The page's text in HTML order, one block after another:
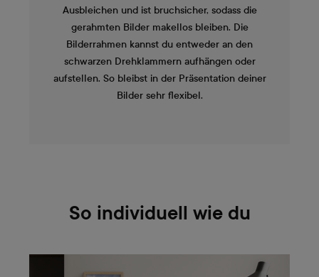
Ausbleichen und ist bruchsicher, sodass die
gerahmten Bilder makellos bleiben. Die
Bilderrahmen kannst du entweder an den
schwarzen Drehklammern aufhängen oder
aufstellen. So bleibst in der Präsentation deiner
Bilder sehr flexibel.
So individuell wie du